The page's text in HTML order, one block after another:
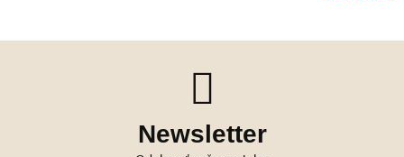
Newsletter